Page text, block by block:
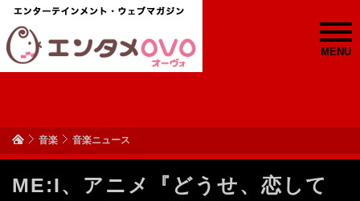
MENU
音楽 音楽ニュース
ME:I、アニメ『どうせ、恋して